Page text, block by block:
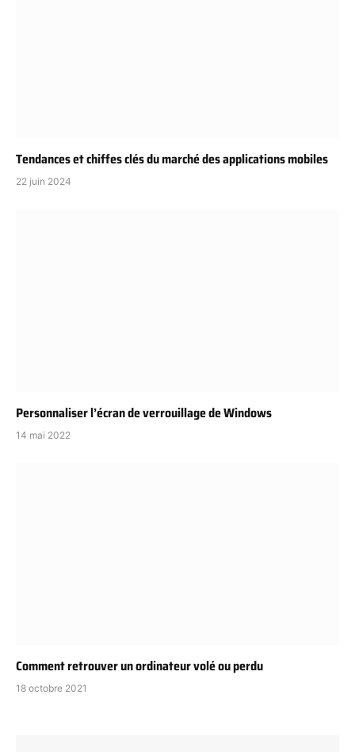
Tendances et chiffes clés du marché des applications mobiles
22 juin 2024
Personnaliser l’écran de verrouillage de Windows
14 mai 2022
Comment retrouver un ordinateur volé ou perdu
18 octobre 2021